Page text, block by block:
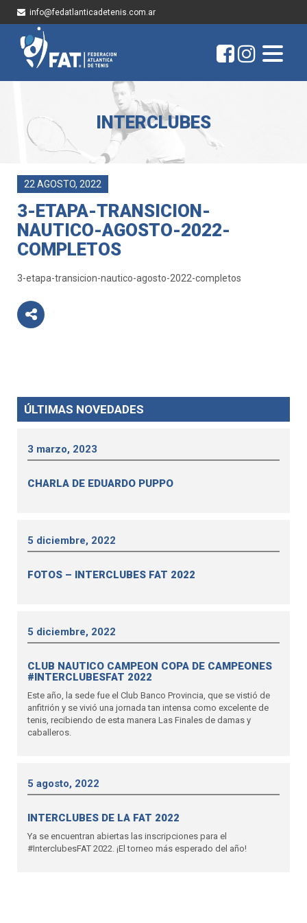
info@fedatlanticadetenis.com.ar
INTERCLUBES
22 AGOSTO, 2022
3-ETAPA-TRANSICION-
NAUTICO-AGOSTO-2022-
COMPLETOS
3-etapa-transicion-nautico-agosto-2022-completos
ÚLTIMAS NOVEDADES
3 marzo, 2023
CHARLA DE EDUARDO PUPPO
5 diciembre, 2022
FOTOS – INTERCLUBES FAT 2022
5 diciembre, 2022
CLUB NAUTICO CAMPEON COPA DE CAMPEONES
#INTERCLUBESFAT 2022
Este año, la sede fue el Club Banco Provincia, que se vistió de
anfitrión y se vivió una jornada tan intensa como excelente de
tenis, recibiendo de esta manera Las Finales de damas y
caballeros.
5 agosto, 2022
INTERCLUBES DE LA FAT 2022
Ya se encuentran abiertas las inscripciones para el
#InterclubesFAT 2022. ¡El torneo más esperado del año!